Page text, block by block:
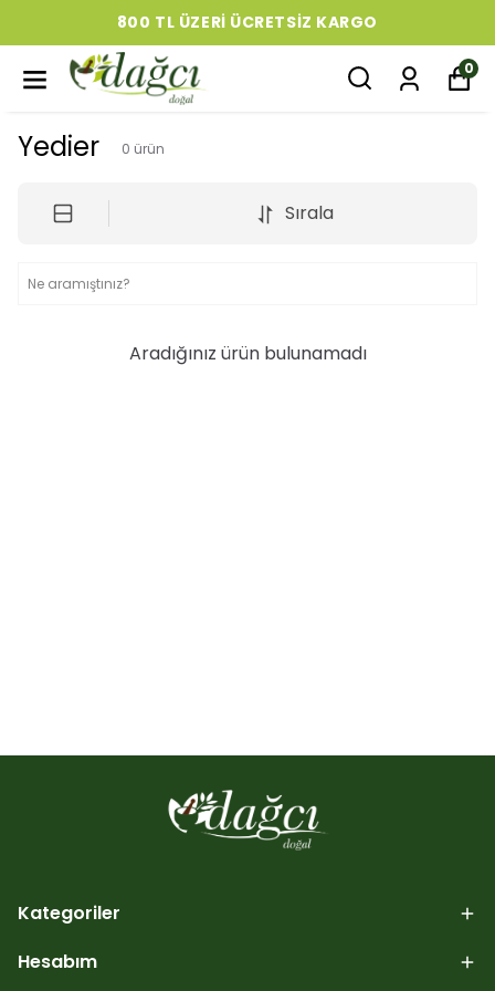
800 TL ÜZERI ÜCRETSIZ KARGO
0
Yedier 0 ürün
Sırala
Aradığınız ürün bulunamadı
Kategoriler
Hesabım